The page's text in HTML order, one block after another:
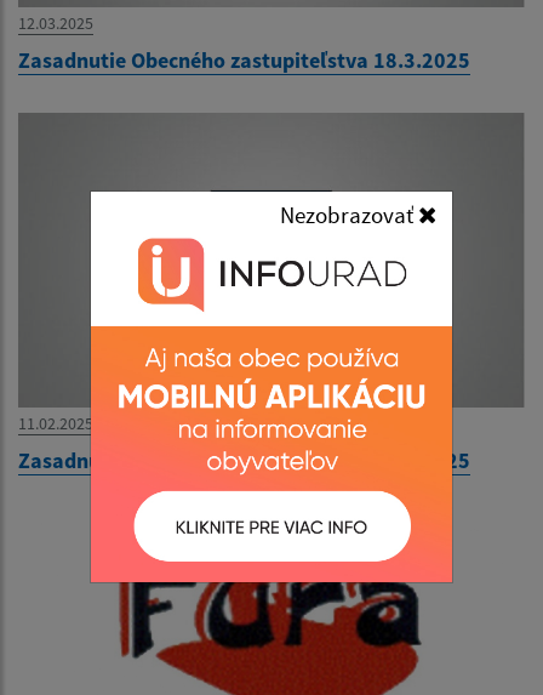
Nezobrazovať
12.03.2025
Zasadnutie Obecného zastupiteľstva 18.3.2025
11.02.2025
Zasadnutie Obecného zastupiteľstva 13.2.2025